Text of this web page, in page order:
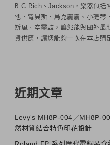
B.C.Rich、Jackson，樂器包括
他、電貝斯、烏克麗麗、小提琴
斯風、空靈鼓，讓您能與國外最
貨供應，讓您能夠一次在本店購
近期文章
Levy’s MH8P-004／MH8P-
然材質結合特色印花設計